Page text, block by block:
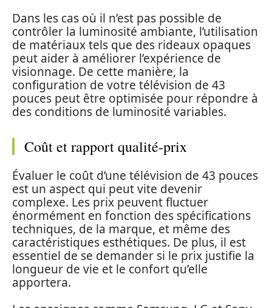
Dans les cas où il n’est pas possible de
contrôler la luminosité ambiante, l’utilisation
de matériaux tels que des rideaux opaques
peut aider à améliorer l’expérience de
visionnage. De cette manière, la
configuration de votre télévision de 43
pouces peut être optimisée pour répondre à
des conditions de luminosité variables.
Coût et rapport qualité-prix
Évaluer le coût d’une télévision de 43 pouces
est un aspect qui peut vite devenir
complexe. Les prix peuvent fluctuer
énormément en fonction des spécifications
techniques, de la marque, et même des
caractéristiques esthétiques. De plus, il est
essentiel de se demander si le prix justifie la
longueur de vie et le confort qu’elle
apportera.